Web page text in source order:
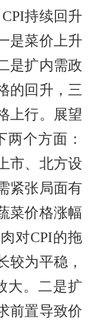
持续回升
是菜价上升
是扩内需政
的回升，三
上行。展望
两个方面：
市、北方设
紧张局面有
菜价格涨幅
对CPI的拖
较为平稳，
大。二是扩
前置导致价